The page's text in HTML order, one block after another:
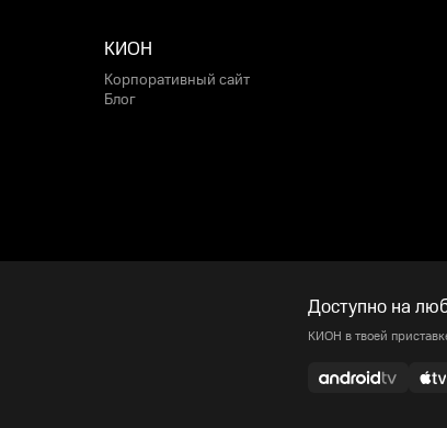
КИОН
Корпоративный сайт
Блог
Доступно на
КИОН в твоей